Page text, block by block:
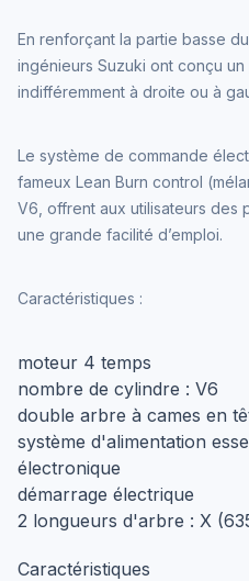
En renforçant la partie basse
ingénieurs Suzuki ont conçu
indifféremment à droite ou à
Le système de commande
fameux Lean Burn control
V6, offrent aux utilisateurs des
une grande facilité d’emploi.
Caractéristiques :
moteur 4 temps
nombre de cylindre : V6
double arbre à cames en
système d'alimentation
électronique
démarrage électrique
2 longueurs d'arbre : X
Caractéristiques